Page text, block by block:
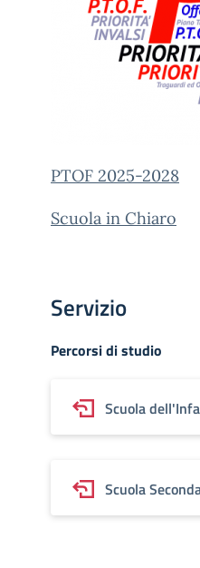
PTOF 2025-2028
Scuola in Chiaro
Servizio
Percorsi di studio
Scuola
Scuola